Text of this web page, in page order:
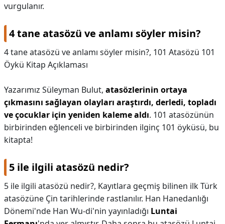
vurgulanır.
4 tane atasözü ve anlamı söyler misin?
4 tane atasözü ve anlamı söyler misin?, 101 Atasözü 101
Öykü Kitap Açıklaması
Yazarımız Süleyman Bulut, atasözlerinin ortaya
çıkmasını sağlayan olayları araştırdı, derledi, topladı
ve çocuklar için yeniden kaleme aldı. 101 atasözünün
birbirinden eğlenceli ve birbirinden ilginç 101 öyküsü, bu
kitapta!
5 ile ilgili atasözü nedir?
5 ile ilgili atasözü nedir?, Kayıtlara geçmiş bilinen ilk Türk
atasözüne Çin tarihlerinde rastlanılır. Han Hanedanlığı
Dönemi'nde Han Wu-di'nin yayınladığı Luntai